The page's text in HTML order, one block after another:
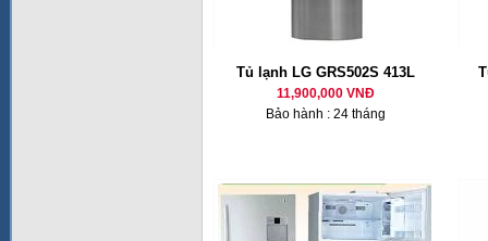
Tủ lạnh LG GRS502S 413L
11,900,000 VNĐ
Bảo hành : 24 tháng